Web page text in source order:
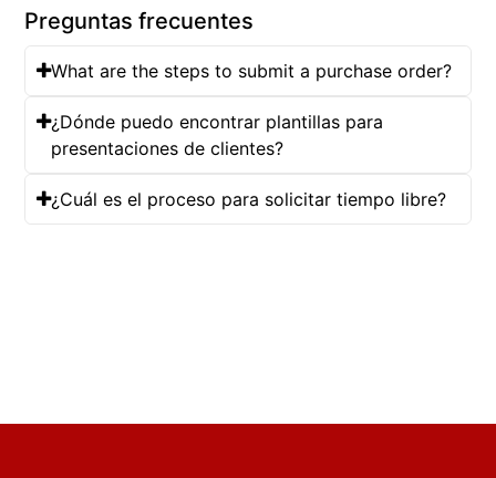
Preguntas frecuentes
What are the steps to submit a purchase order?
¿Dónde puedo encontrar plantillas para
presentaciones de clientes?
¿Cuál es el proceso para solicitar tiempo libre?